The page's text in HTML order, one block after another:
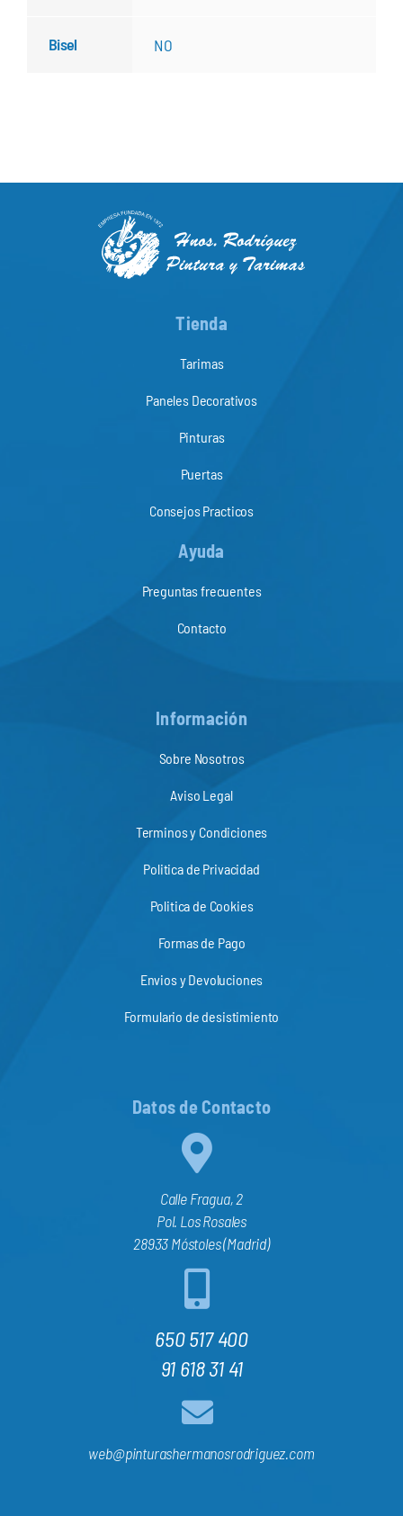
Bisel NO
Tienda
Tarimas
Paneles Decorativos
Pinturas
Puertas
Consejos Practicos
Ayuda
Preguntas frecuentes
Contacto
Información
Sobre Nosotros
Aviso Legal
Terminos y Condiciones
Politica de Privacidad
Politica de Cookies
Formas de Pago
Envios y Devoluciones
Formulario de desistimiento
Datos de Contacto
Calle Fragua, 2
Pol. Los Rosales
28933 Móstoles (Madrid)
650 517 400
91 618 31 41
web@pinturashermanosrodriguez.com